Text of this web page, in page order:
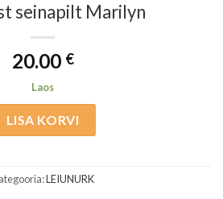
seinapilt Marilyn
20.00 €
Laos
LISA KORVI
LEIUNURK